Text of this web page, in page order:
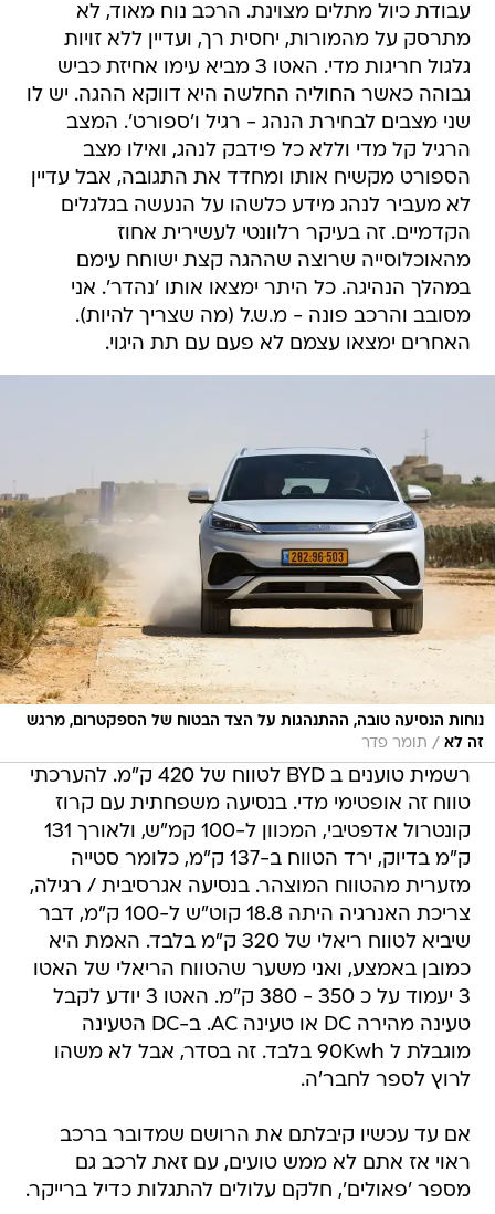
עבודת כיול מתלים מצוינת. הרכב נוח מאוד, לא
מתרסק על מהמורות, יחסית רך, ועדיין ללא זויות
גלגול חריגות מדי. האטו 3 מביא עימו אחיזת כביש
גבוהה כאשר החוליה החלשה היא דווקא ההגה. יש לו
שני מצבים לבחירת הנהג - רגיל ו'ספורט'. המצב
הרגיל קל מדי וללא כל פידבק לנהג, ואילו מצב
הספורט מקשיח אותו ומחדד את התגובה, אבל עדיין
לא מעביר לנהג מידע כלשהו על הנעשה בגלגלים
הקדמיים. זה בעיקר רלוונטי לעשירית אחוז
מהאוכלוסייה שרוצה שההגה קצת ישוחח עימם
במהלך הנהיגה. כל היתר ימצאו אותו 'נהדר'. אני
מסובב והרכב פונה - מ.ש.ל (מה שצריך להיות).
האחרים ימצאו עצמם לא פעם עם תת היגוי.
נוחות הנסיעה טובה, ההתנהגות על הצד הבטוח של הספקטרום, מרגש
זה לא / תומר פדר
רשמית טוענים ב BYD לטווח של 420 ק"מ. להערכתי
טווח זה אופטימי מדי. בנסיעה משפחתית עם קרוז
קונטרול אדפטיבי, המכוון ל-100 קמ"ש, ולאורך 131
ק"מ בדיוק, ירד הטווח ב-137 ק"מ, כלומר סטייה
מזערית מהטווח המוצהר. בנסיעה אגרסיבית / רגילה,
צריכת האנרגיה היתה 18.8 קוט"ש ל-100 ק"מ, דבר
שיביא לטווח ריאלי של 320 ק"מ בלבד. האמת היא
כמובן באמצע, ואני משער שהטווח הריאלי של האטו
3 יעמוד על כ 350 - 380 ק"מ. האטו 3 יודע לקבל
טעינה מהירה DC או טעינה AC. ב-DC הטעינה
מוגבלת ל 90Kwh בלבד. זה בסדר, אבל לא משהו
לרוץ לספר לחבר'ה.
אם עד עכשיו קיבלתם את הרושם שמדובר ברכב
ראוי אז אתם לא ממש טועים, עם זאת לרכב גם
מספר 'פאולים', חלקם עלולים להתגלות כדיל ברייקר.